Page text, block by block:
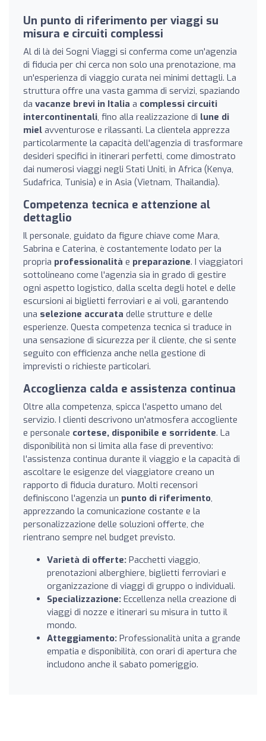
Un punto di riferimento per viaggi su
misura e circuiti complessi
Al di là dei Sogni Viaggi si conferma come un'agenzia
di fiducia per chi cerca non solo una prenotazione, ma
un'esperienza di viaggio curata nei minimi dettagli. La
struttura offre una vasta gamma di servizi, spaziando
da vacanze brevi in Italia a complessi circuiti
intercontinentali, fino alla realizzazione di lune di
miel avventurose e rilassanti. La clientela apprezza
particolarmente la capacità dell'agenzia di trasformare
desideri specifici in itinerari perfetti, come dimostrato
dai numerosi viaggi negli Stati Uniti, in Africa (Kenya,
Sudafrica, Tunisia) e in Asia (Vietnam, Thailandia).
Competenza tecnica e attenzione al
dettaglio
Il personale, guidato da figure chiave come Mara,
Sabrina e Caterina, è costantemente lodato per la
propria professionalità e preparazione. I viaggiatori
sottolineano come l'agenzia sia in grado di gestire
ogni aspetto logistico, dalla scelta degli hotel e delle
escursioni ai biglietti ferroviari e ai voli, garantendo
una selezione accurata delle strutture e delle
esperienze. Questa competenza tecnica si traduce in
una sensazione di sicurezza per il cliente, che si sente
seguito con efficienza anche nella gestione di
imprevisti o richieste particolari.
Accoglienza calda e assistenza continua
Oltre alla competenza, spicca l'aspetto umano del
servizio. I clienti descrivono un'atmosfera accogliente
e personale cortese, disponibile e sorridente. La
disponibilità non si limita alla fase di preventivo:
l'assistenza continua durante il viaggio e la capacità di
ascoltare le esigenze del viaggiatore creano un
rapporto di fiducia duraturo. Molti recensori
definiscono l'agenzia un punto di riferimento,
apprezzando la comunicazione costante e la
personalizzazione delle soluzioni offerte, che
rientrano sempre nel budget previsto.
Varietà di offerte: Pacchetti viaggio,
prenotazioni alberghiere, biglietti ferroviari e
organizzazione di viaggi di gruppo o individuali.
Specializzazione: Eccellenza nella creazione di
viaggi di nozze e itinerari su misura in tutto il
mondo.
Atteggiamento: Professionalità unita a grande
empatia e disponibilità, con orari di apertura che
includono anche il sabato pomeriggio.